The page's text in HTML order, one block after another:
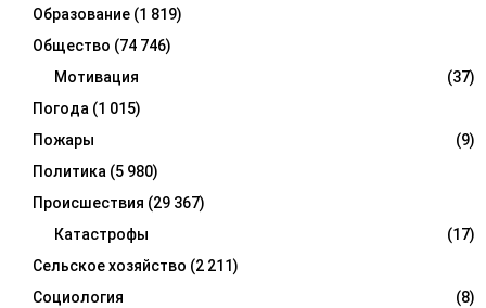
Образование (1 819)
Общество (74 746)
Мотивация
(37)
Погода (1 015)
Пожары
(9)
Политика (5 980)
Происшествия (29 367)
Катастрофы
(17)
Сельское хозяйство (2 211)
Социология
(8)